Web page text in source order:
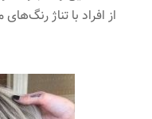
از افراد با تناژ